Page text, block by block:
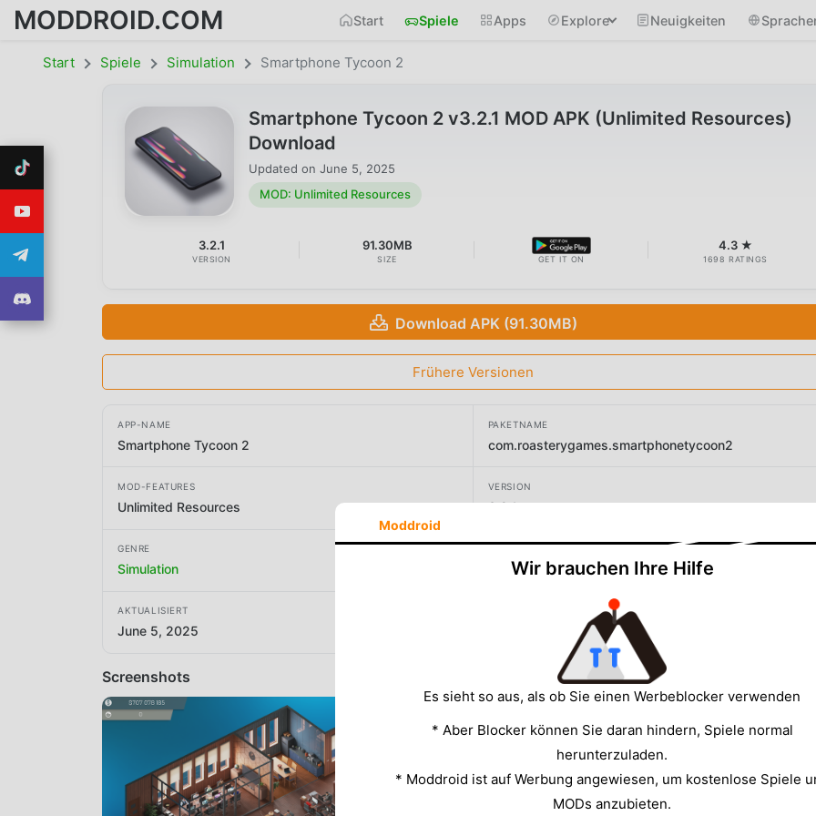
MODDROID.COM Start Spiele Apps Explore Neuigkeiten
Start Spiele Simulation Smartphone Tycoon 2
Smartphone Tycoon 2 v3.2.1 MOD APK (Unlimited Resources)
Download
Updated on June 5, 2025
MOD: Unlimited Resources
3.2.1
VERSION
91.30MB
SIZE GET IT ON
4.3 ★
1698 RATINGS
Download APK (91.30MB)
Frühere Versionen
APP-NAME
Smartphone Tycoon 2
PAKETNAME
com.roasterygames.smartphonetycoon2
MOD-FEATURES
Unlimited Resources
VERSION
3.2.1
GENRE
Simulation
ENTWICKLER
Roastery Games
AKTUALISIERT
June 5, 2025
Screenshots
Moddroid
Wir brauchen Ihre Hilfe
Es sieht so aus, als ob Sie einen Werbeblocker verwenden
* Aber Blocker können Sie daran hindern, Spiele normal
herunterzuladen.
* Moddroid ist auf Werbung angewiesen, um kostenlose Spiele
MODs anzubieten.